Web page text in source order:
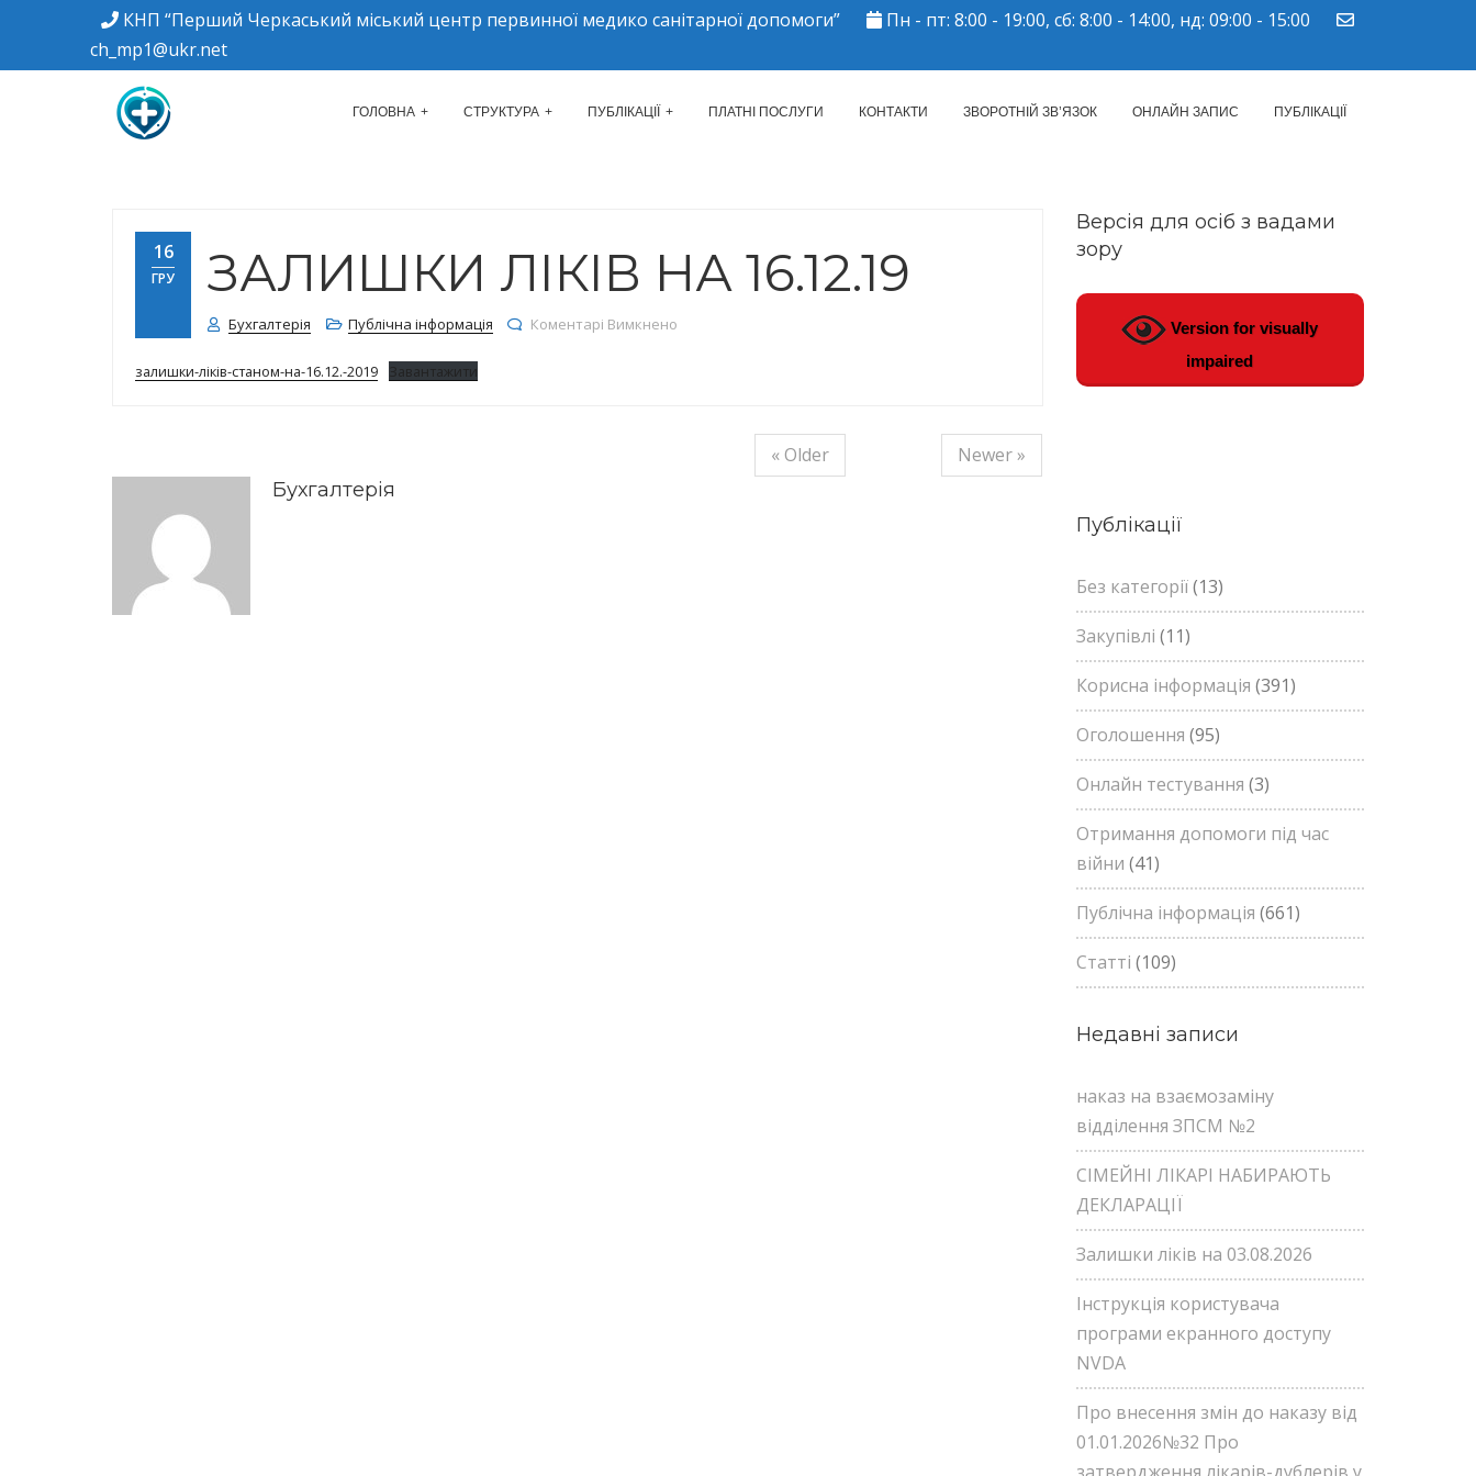
КНП “Перший Черкаський міський центр первинної медико санітарної допомоги”
Пн - пт: 8:00 - 19:00, сб: 8:00 - 14:00, нд: 09:00 - 15:00
ch_mp1@ukr.net
КНП "ПЕРШИЙ ЧЕРКАСЬКИЙ МІСЬКИЙ ЦЕНТР ПМСД"
ГОЛОВНА СТРУКТУРА ПУБЛІКАЦІЇ ПЛАТНІ ПОСЛУГИ КОНТАКТИ ЗВОРОТНІЙ ЗВ’ЯЗОК ОНЛАЙН ЗАПИС ПУБЛІКАЦІЇ
16
ГРУ ЗАЛИШКИ ЛІКІВ НА 16.12.19
Бухгалтерія Публічна інформація Коментарі Вимкнено
залишки-ліків-станом-на-16.12.-2019 Завантажити
« Older
Newer »
Бухгалтерія
Версія для осіб з вадами
зору
Version for visually
impaired
Публікації
Без категорії(13)
Закупівлі (11)
Корисна інформація (391)
Оголошення (95)
Онлайн тестування (3)
Отримання допомоги під час
війни (41)
Публічна інформація (661)
Статті (109)
Недавні записи
наказ на взаємозаміну
відділення ЗПСМ №2
СІМЕЙНІ ЛІКАРІ НАБИРАЮТЬ
ДЕКЛАРАЦІЇ
Залишки ліків на 03.08.2026
Інструкція користувача
програми екранного доступу
NVDA
Про внесення змін до наказу від
01.01.2026№32 Про